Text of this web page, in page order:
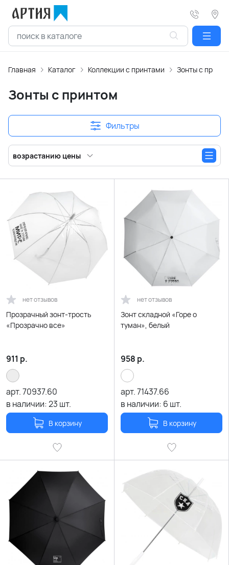
Главная Каталог Коллекции с принтами Зонты с
Зонты с принтом
Фильтры
возрастанию цены
нет отзывов
Прозрачный зонт-трость
«Прозрачно все»
911 р.
арт.70937.60
в наличии:23 шт.
В корзину
нет отзывов
Зонт складной «Горе о
туман», белый
958 р.
арт.71437.66
в наличии: 6 шт.
В корзину